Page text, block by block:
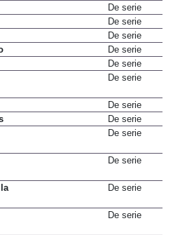
De serie
De serie
De serie
De serie
De serie
De serie
De serie
De serie
De serie
De serie
De serie
De serie